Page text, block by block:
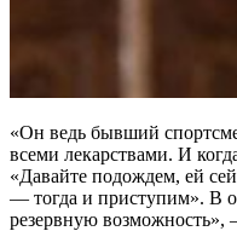
«Он ведь бывший
всеми лекарствами. И
«Давайте подождем, ей
— тогда и приступим». В
резервную возможность»,